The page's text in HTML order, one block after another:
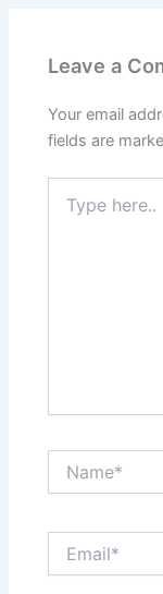
Leave a
Your email
fields are
here..